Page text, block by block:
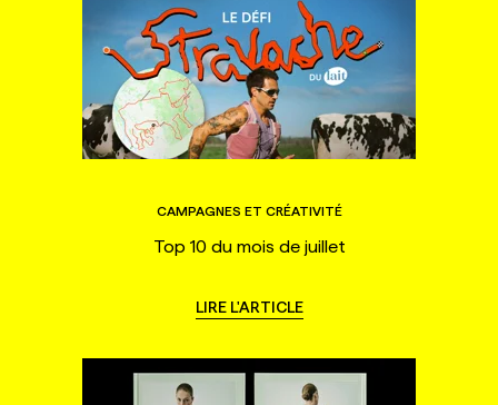
CAMPAGNES ET CRÉATIVITÉ
Top 10 du mois de juillet
LIRE L'ARTICLE